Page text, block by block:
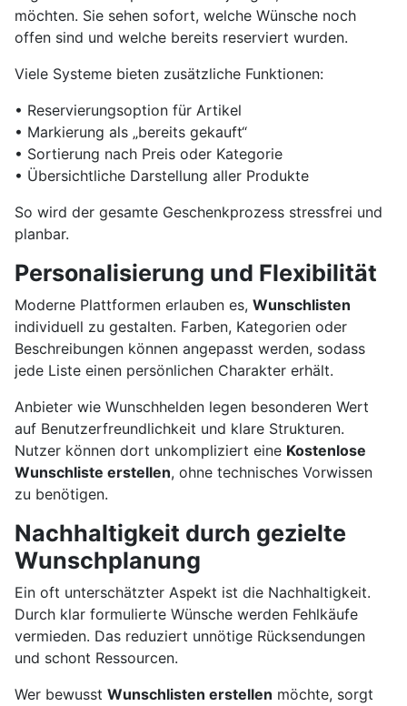
möchten. Sie sehen sofort, welche Wünsche noch
offen sind und welche bereits reserviert wurden.
Viele Systeme bieten zusätzliche Funktionen:
• Reservierungsoption für Artikel
• Markierung als „bereits gekauft“
• Sortierung nach Preis oder Kategorie
• Übersichtliche Darstellung aller Produkte
So wird der gesamte Geschenkprozess stressfrei und
planbar.
Personalisierung und Flexibilität
Moderne Plattformen erlauben es, Wunschlisten
individuell zu gestalten. Farben, Kategorien oder
Beschreibungen können angepasst werden, sodass
jede Liste einen persönlichen Charakter erhält.
Anbieter wie Wunschhelden legen besonderen Wert
auf Benutzerfreundlichkeit und klare Strukturen.
Nutzer können dort unkompliziert eine Kostenlose
Wunschliste erstellen, ohne technisches Vorwissen
zu benötigen.
Nachhaltigkeit durch gezielte
Wunschplanung
Ein oft unterschätzter Aspekt ist die Nachhaltigkeit.
Durch klar formulierte Wünsche werden Fehlkäufe
vermieden. Das reduziert unnötige Rücksendungen
und schont Ressourcen.
Wer bewusst Wunschlisten erstellen möchte, sorgt